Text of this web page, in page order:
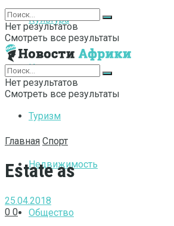
Культура
Интернет
Туризм
Недвижимость
Общество
Нет результатов
Смотреть все результаты
Нет результатов
Смотреть все результаты
Главная Спорт
Estate as
25.04.2018
0 0